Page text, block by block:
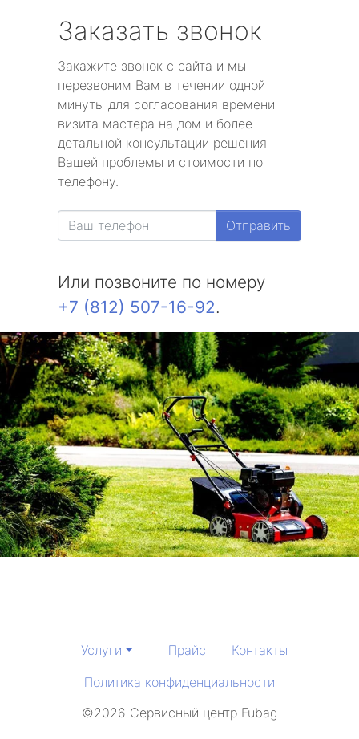
Заказать звонок
Закажите звонок с сайта и мы
перезвоним Вам в течении одной
минуты для согласования времени
визита мастера на дом и более
детальной консультации решения
Вашей проблемы и стоимости по
телефону.
Отправить
Или позвоните по номеру
+7 (812) 507-16-92.
Услуги Прайс
Контакты
Политика конфиденциальности
©2026 Сервисный центр Fubag